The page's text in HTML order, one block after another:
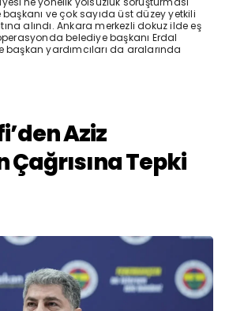
ve çok sayıda üst düzey yetkili
alındı. Ankara merkezli dokuz ilde eş
belediye başkanı Erdal
başkan yardımcıları da aralarında